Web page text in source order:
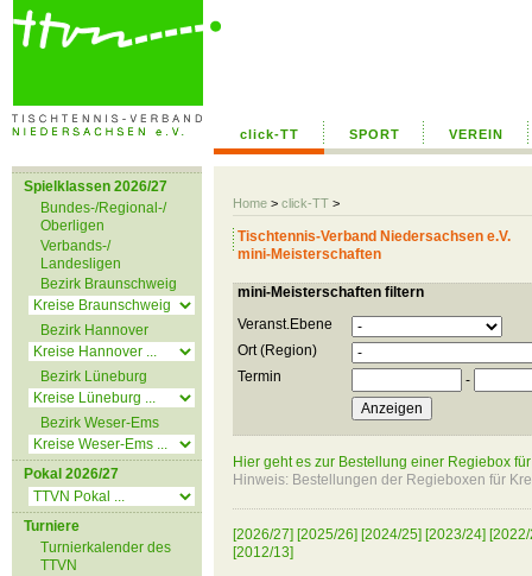
click-TT SPORT VEREIN
Home > click-TT >
Spielklassen 2026/27
Bundes-/Regional-/
Oberligen
Verbands-/
Landesligen
Bezirk Braunschweig
Bezirk Hannover
Bezirk Lüneburg
Bezirk Weser-Ems
Pokal 2026/27
Turniere
Turnierkalender des
TTVN
Tischtennis-Verband Niedersachsen e.V.
mini-Meisterschaften
mini-Meisterschaften filtern
Veranst.Ebene
Ort (Region)
Termin
-
Hier geht es zur Bestellung einer Regiebox
Hinweis: Bestellungen der Regieboxen für
[2026/27] [2025/26] [2024/25] [2023/24]
[2012/13]